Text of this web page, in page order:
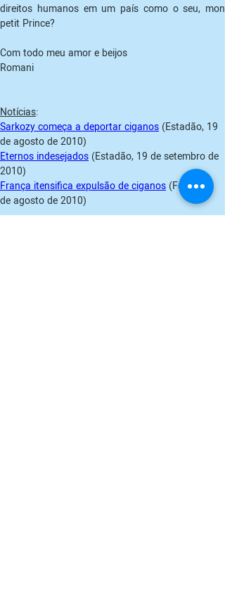
direitos humanos em um país como o seu, mon
petit Prince?
Com todo meu amor e beijos
Romani
Notícias:
Sarkozy começa a deportar ciganos (Estadão, 19
Eternos indesejados (Estadão, 19 de setembro de
França itensifica expulsão de ciganos (Folha, 20
de agosto de 2010)